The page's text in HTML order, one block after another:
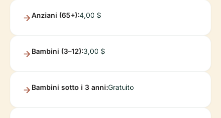
Anziani (65+):4,00 $
Bambini (3–12):3,00 $
Bambini sotto i 3 anni:Gratuito